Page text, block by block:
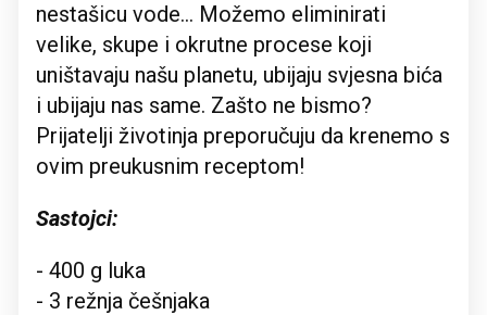
nestašicu vode... Možemo eliminirati
velike, skupe i okrutne procese koji
uništavaju našu planetu, ubijaju svjesna bića
i ubijaju nas same. Zašto ne bismo?
Prijatelji životinja preporučuju da krenemo s
ovim preukusnim receptom!
Sastojci:
- 400 g luka
- 3 režnja češnjaka